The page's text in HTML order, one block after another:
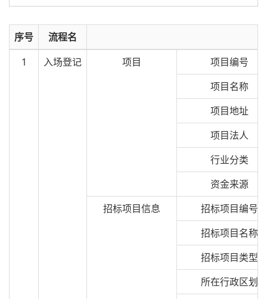
序号
流程名
1
入场登记 项目
项目编号
项目名称
项目地址
项目法人
行业分类
资金来源
招标项目信息
招标项目编号
招标项目名称
招标项目类型
所在行政区划